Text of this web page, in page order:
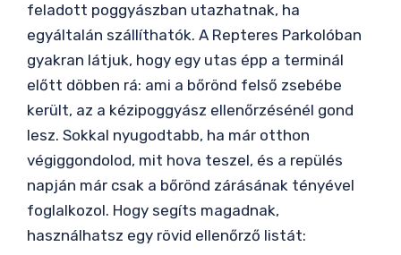
feladott poggyászban utazhatnak, ha
egyáltalán szállíthatók. A Repteres Parkolóban
gyakran látjuk, hogy egy utas épp a terminál
előtt döbben rá: ami a bőrönd felső zsebébe
került, az a kézipoggyász ellenőrzésénél gond
lesz. Sokkal nyugodtabb, ha már otthon
végiggondolod, mit hova teszel, és a repülés
napján már csak a bőrönd zárásának tényével
foglalkozol. Hogy segíts magadnak,
használhatsz egy rövid ellenőrző listát: